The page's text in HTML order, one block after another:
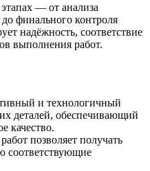
— от анализа
финального контроля
надёжность, соответствие
выполнения работ.
и технологичный
деталей, обеспечивающий
качество.
позволяет получать
соответствующие